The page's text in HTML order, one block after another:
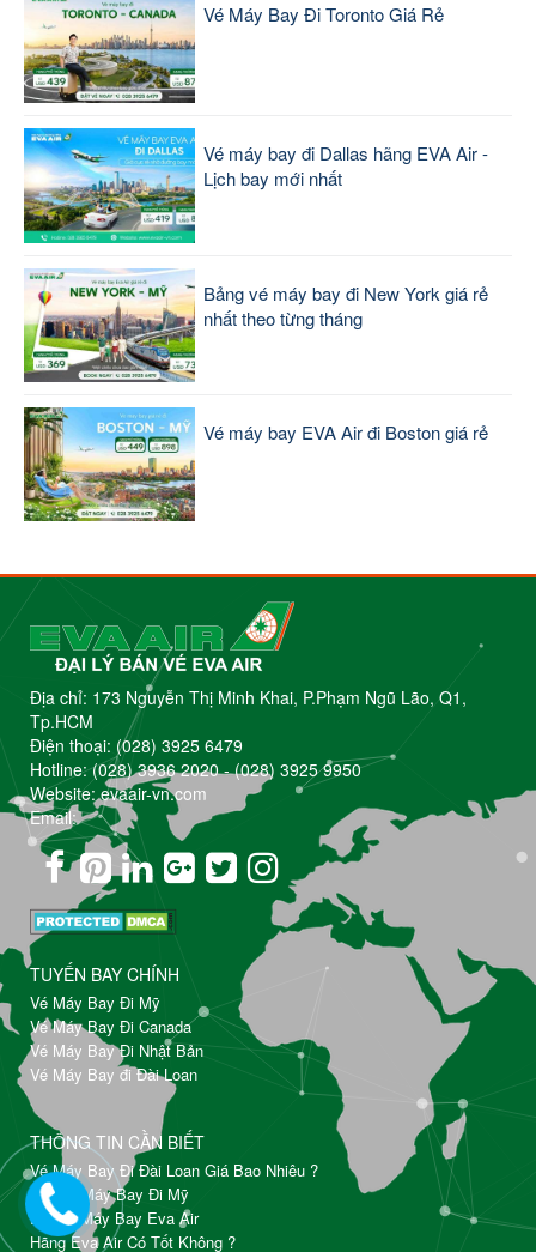
Vé Máy Bay Đi Toronto Giá Rẻ
Vé máy bay đi Dallas hãng EVA Air -
Lịch bay mới nhất
Bảng vé máy bay đi New York giá rẻ
nhất theo từng tháng
Vé máy bay EVA Air đi Boston giá rẻ
Địa chỉ: 173 Nguyễn Thị Minh Khai, P.Phạm Ngũ Lão, Q1,
Tp.HCM
Điện thoại: (028) 3925 6479
Hotline:(028) 3936 2020-(028) 3925 9950
Website: evaair-vn.com
Email:
TUYẾN BAY CHÍNH
Vé Máy Bay Đi Mỹ
Vé Máy Bay Đi Canada
Vé Máy Bay Đi Nhật Bản
Vé Máy Bay đi Đài Loan
THÔNG TIN CẦN BIẾT
Vé Máy Bay Đi Đài Loan Giá Bao Nhiêu ?
Đặt Vé Máy Bay Đi Mỹ
Đổi Vé Máy Bay Eva Air
Hãng Eva Air Có Tốt Không ?